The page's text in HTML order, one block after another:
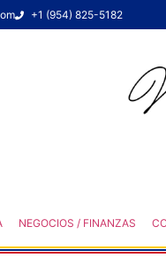
+1 (954) 825-5182
NEGOCIOS / FINANZAS